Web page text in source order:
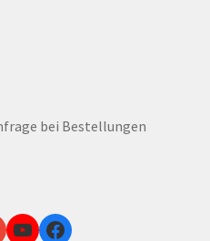
bei Bestellungen
Wien
YouTubeFacebook